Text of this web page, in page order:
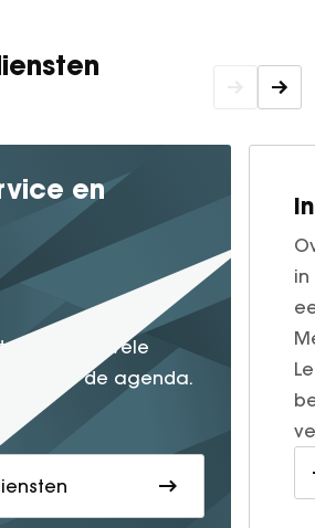
en
service
al vele
op de agenda.